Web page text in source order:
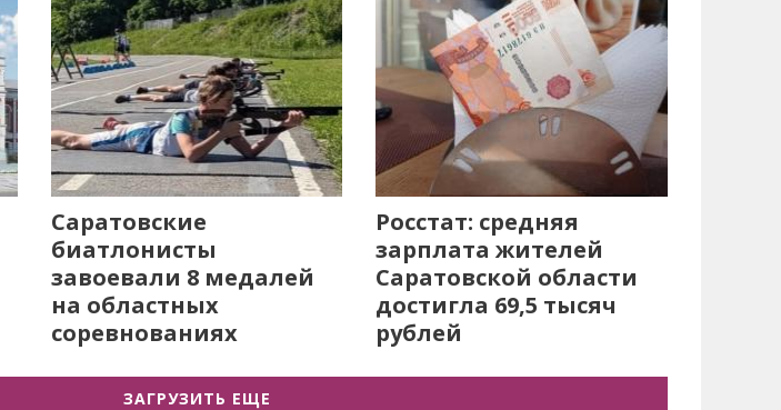
Саратовские
биатлонисты
завоевали 8 медалей
на областных
соревнованиях
Росстат: средняя
зарплата жителей
Саратовской области
достигла 69,5 тысяч
рублей
ЗАГРУЗИТЬ ЕЩЕ